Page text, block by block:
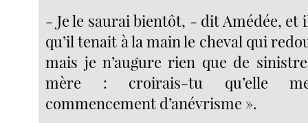
- Je le saurai bientôt, - dit Amédée, et
qu’il tenait à la main le cheval qui
mais je n’augure rien que de
mère : croirais-tu qu’elle
commencement d’anévrisme ».